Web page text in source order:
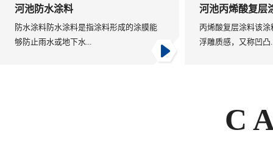
河池防水涂料
防水涂料防水涂料是指涂料形成的涂膜能
够防止雨水或地下水...
河池丙烯酸复层
丙烯酸复层涂料该
浮雕质感，又称凹凸